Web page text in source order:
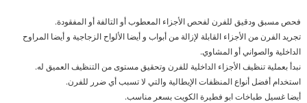
فحص مسبق ودقيق للفرن لفحص الأجزاء المعطوب أو التالفة أو المفقودة.
تجريد الفرن من الأجزاء القابلة لإزالة من أبواب و أيضا الألواح الزجاجية و أيضا المراوح
الداخلية والصواني أو المشاوي.
نبدأ بعملية تنظيف الأجزاء الداخلية للفرن وتحقيق مستوى من التنظيف العميق له.
استخدام أفضل أنواع المنظفات الإيطالية والتي لا تسبب أي ضرر للفرن.
أيضا غسيل طباخات ابو فطيرة الكويت بسعر مناسب.